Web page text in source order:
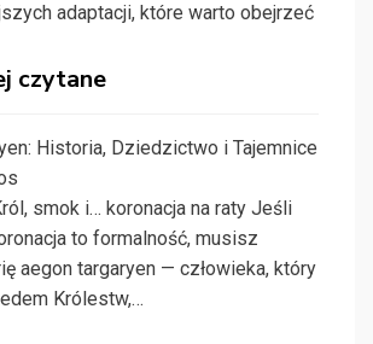
adaptacji, które warto obejrzeć
czytane
Historia, Dziedzictwo i Tajemnice
smok i… koronacja na raty Jeśli
to formalność, musisz
aegon targaryen — człowieka, który
Królestw,…